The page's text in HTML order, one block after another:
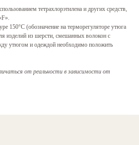
тетрахлорэтилена и других средств,
150°C (обозначение на терморегуляторе утюга
изделий из шерсти, смешанных волокон с
утюгом и одеждой необходимо положить
от реальности в зависимости от